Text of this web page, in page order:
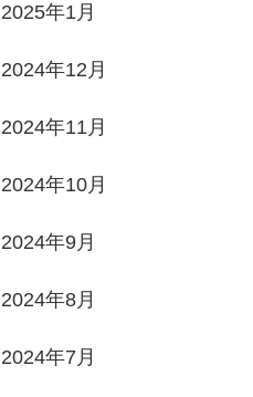
2025年1月
2024年12月
2024年11月
2024年10月
2024年9月
2024年8月
2024年7月